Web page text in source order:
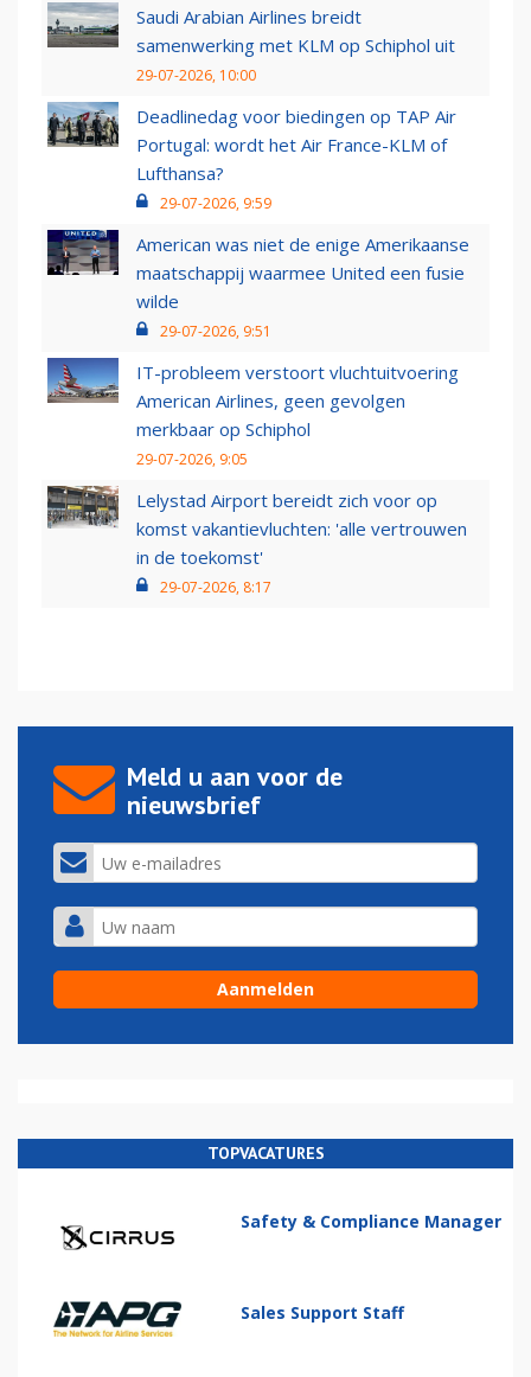
Saudi Arabian Airlines breidt
samenwerking met KLM op Schiphol uit
29-07-2026, 10:00
Deadlinedag voor biedingen op TAP Air
Portugal: wordt het Air France-KLM of
Lufthansa?
29-07-2026, 9:59
American was niet de enige Amerikaanse
maatschappij waarmee United een fusie
wilde
29-07-2026, 9:51
IT-probleem verstoort vluchtuitvoering
American Airlines, geen gevolgen
merkbaar op Schiphol
29-07-2026, 9:05
Lelystad Airport bereidt zich voor op
komst vakantievluchten: 'alle vertrouwen
in de toekomst'
29-07-2026, 8:17
Meld u aan voor de
nieuwsbrief
TOPVACATURES
Safety & Compliance Manager
Sales Support Staff